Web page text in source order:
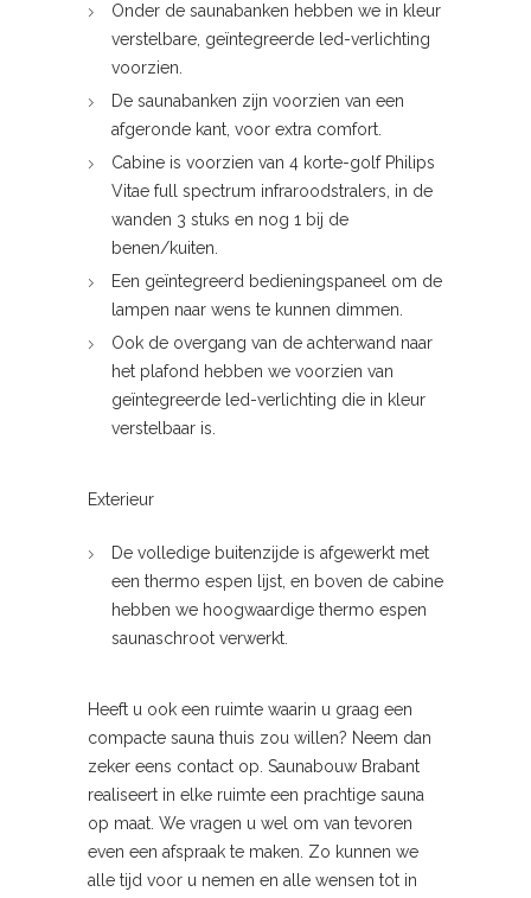
Onder de saunabanken hebben we in kleur
verstelbare, geïntegreerde led-verlichting
voorzien.
De saunabanken zijn voorzien van een
afgeronde kant, voor extra comfort.
Cabine is voorzien van 4 korte-golf Philips
Vitae full spectrum infraroodstralers, in de
wanden 3 stuks en nog 1 bij de
benen/kuiten.
Een geïntegreerd bedieningspaneel om de
lampen naar wens te kunnen dimmen.
Ook de overgang van de achterwand naar
het plafond hebben we voorzien van
geïntegreerde led-verlichting die in kleur
verstelbaar is.
Exterieur
De volledige buitenzijde is afgewerkt met
een thermo espen lijst, en boven de cabine
hebben we hoogwaardige thermo espen
saunaschroot verwerkt.
Heeft u ook een ruimte waarin u graag een
compacte sauna thuis zou willen? Neem dan
zeker eens contact op. Saunabouw Brabant
realiseert in elke ruimte een prachtige sauna
op maat. We vragen u wel om van tevoren
even een afspraak te maken. Zo kunnen we
alle tijd voor u nemen en alle wensen tot in